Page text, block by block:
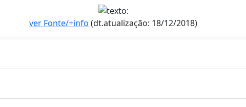
ver Fonte/+info (dt.atualização: 18/12/2018)